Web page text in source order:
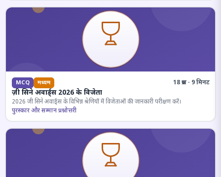
MCQ मध्यम 18 प्रश्न · 9 मिनट
ज़ी सिने अवार्ड्स 2026 के विजेता
2026 जी सिने अवार्ड्स के विभिन्न श्रेणियों में विजेताओं की जानकारी परीक्षण करें।
पुरस्कार और सम्मान प्रश्नोत्तरी